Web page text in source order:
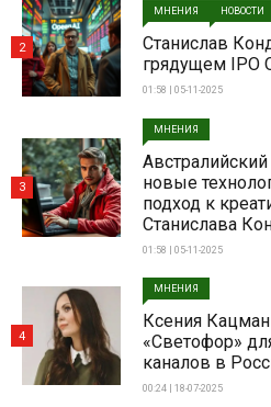
МНЕНИЯ НОВОСТИ
Станислав
грядущем IPO
01:58 | 05-11-2025
2
МНЕНИЯ
новые
подход к
Станислава
01:58 | 05-11-2025
3
МНЕНИЯ
Ксения Кацман
«Светофор»
каналов в
00:24 | 18-07-2025
4